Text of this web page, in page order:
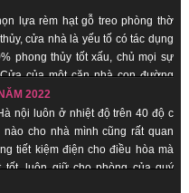
lựa rèm hạt gỗ treo phòng thờ
cửa nhà là yếu tố có tác dụng
phong thủy tốt xấu, chủ mọi sự
của một căn nhà con đường
nhà. Chính vì vậy các loại vật
và rèm hạt gỗ phong thủy là
vượng khí, tài vận, đem lại may
2022
nội luôn ở nhiệt độ trên 40 độ c
cho nhà mình cũng rất quan
tiết kiệm điện cho điều hòa mà
tốt, luôn giữ cho phòng của quý
chiếc rèm của của một căn hộ,